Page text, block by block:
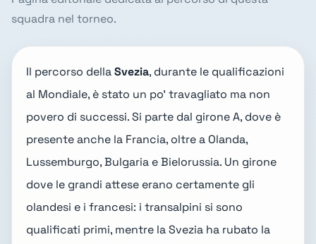
squadra nel torneo.
Il percorso dellaSvezia, durante le qualificazioni
al Mondiale, è stato un po' travagliato ma non
povero di successi. Si parte dal girone A, dove è
presente anche la Francia, oltre a Olanda,
Lussemburgo, Bulgaria e Bielorussia. Un girone
dove le grandi attese erano certamente gli
olandesi e i francesi: i transalpini si sono
qualificati primi, mentre la Svezia ha rubato la